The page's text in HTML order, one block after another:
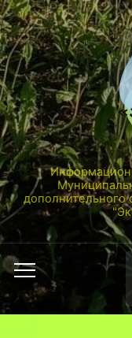
дополнительного
Переключить
мобильное
меню